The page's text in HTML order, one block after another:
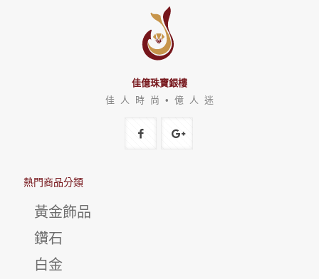
佳億珠寶銀樓
佳 人 時 尚 • 億 人 迷
熱門商品分類
黃金飾品
鑽石
白金